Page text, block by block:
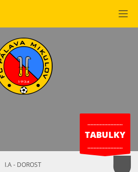
.......................
TABULKY
.......................
I.A - DOROST